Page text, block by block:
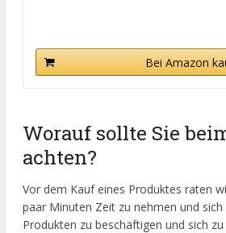
Bei Amazon
Worauf sollte Sie
achten?
Vor dem Kauf eines Produktes raten
paar Minuten Zeit zu nehmen und
Produkten zu beschäftigen und sich